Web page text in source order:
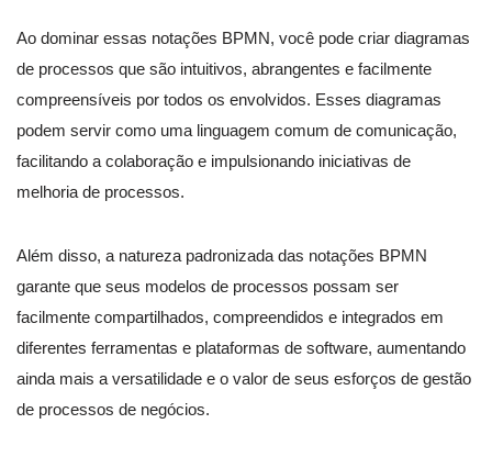
Ao dominar essas notações BPMN, você pode criar diagramas
de processos que são intuitivos, abrangentes e facilmente
compreensíveis por todos os envolvidos. Esses diagramas
podem servir como uma linguagem comum de comunicação,
facilitando a colaboração e impulsionando iniciativas de
melhoria de processos.
Além disso, a natureza padronizada das notações BPMN
garante que seus modelos de processos possam ser
facilmente compartilhados, compreendidos e integrados em
diferentes ferramentas e plataformas de software, aumentando
ainda mais a versatilidade e o valor de seus esforços de gestão
de processos de negócios.